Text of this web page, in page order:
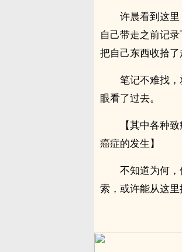
许晨看到这
自己带走之前记
把自己东西收拾了
笔记不难找
眼看了过去。
【其中各种
癌症的发生】
不知道为何
索，或许能从这